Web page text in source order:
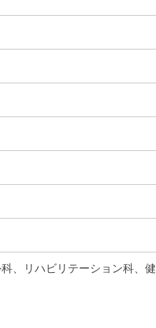
、リハビリテーション科、健